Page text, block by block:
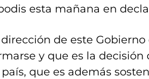
esta mañana en
de este
y que es la decisión
que es además